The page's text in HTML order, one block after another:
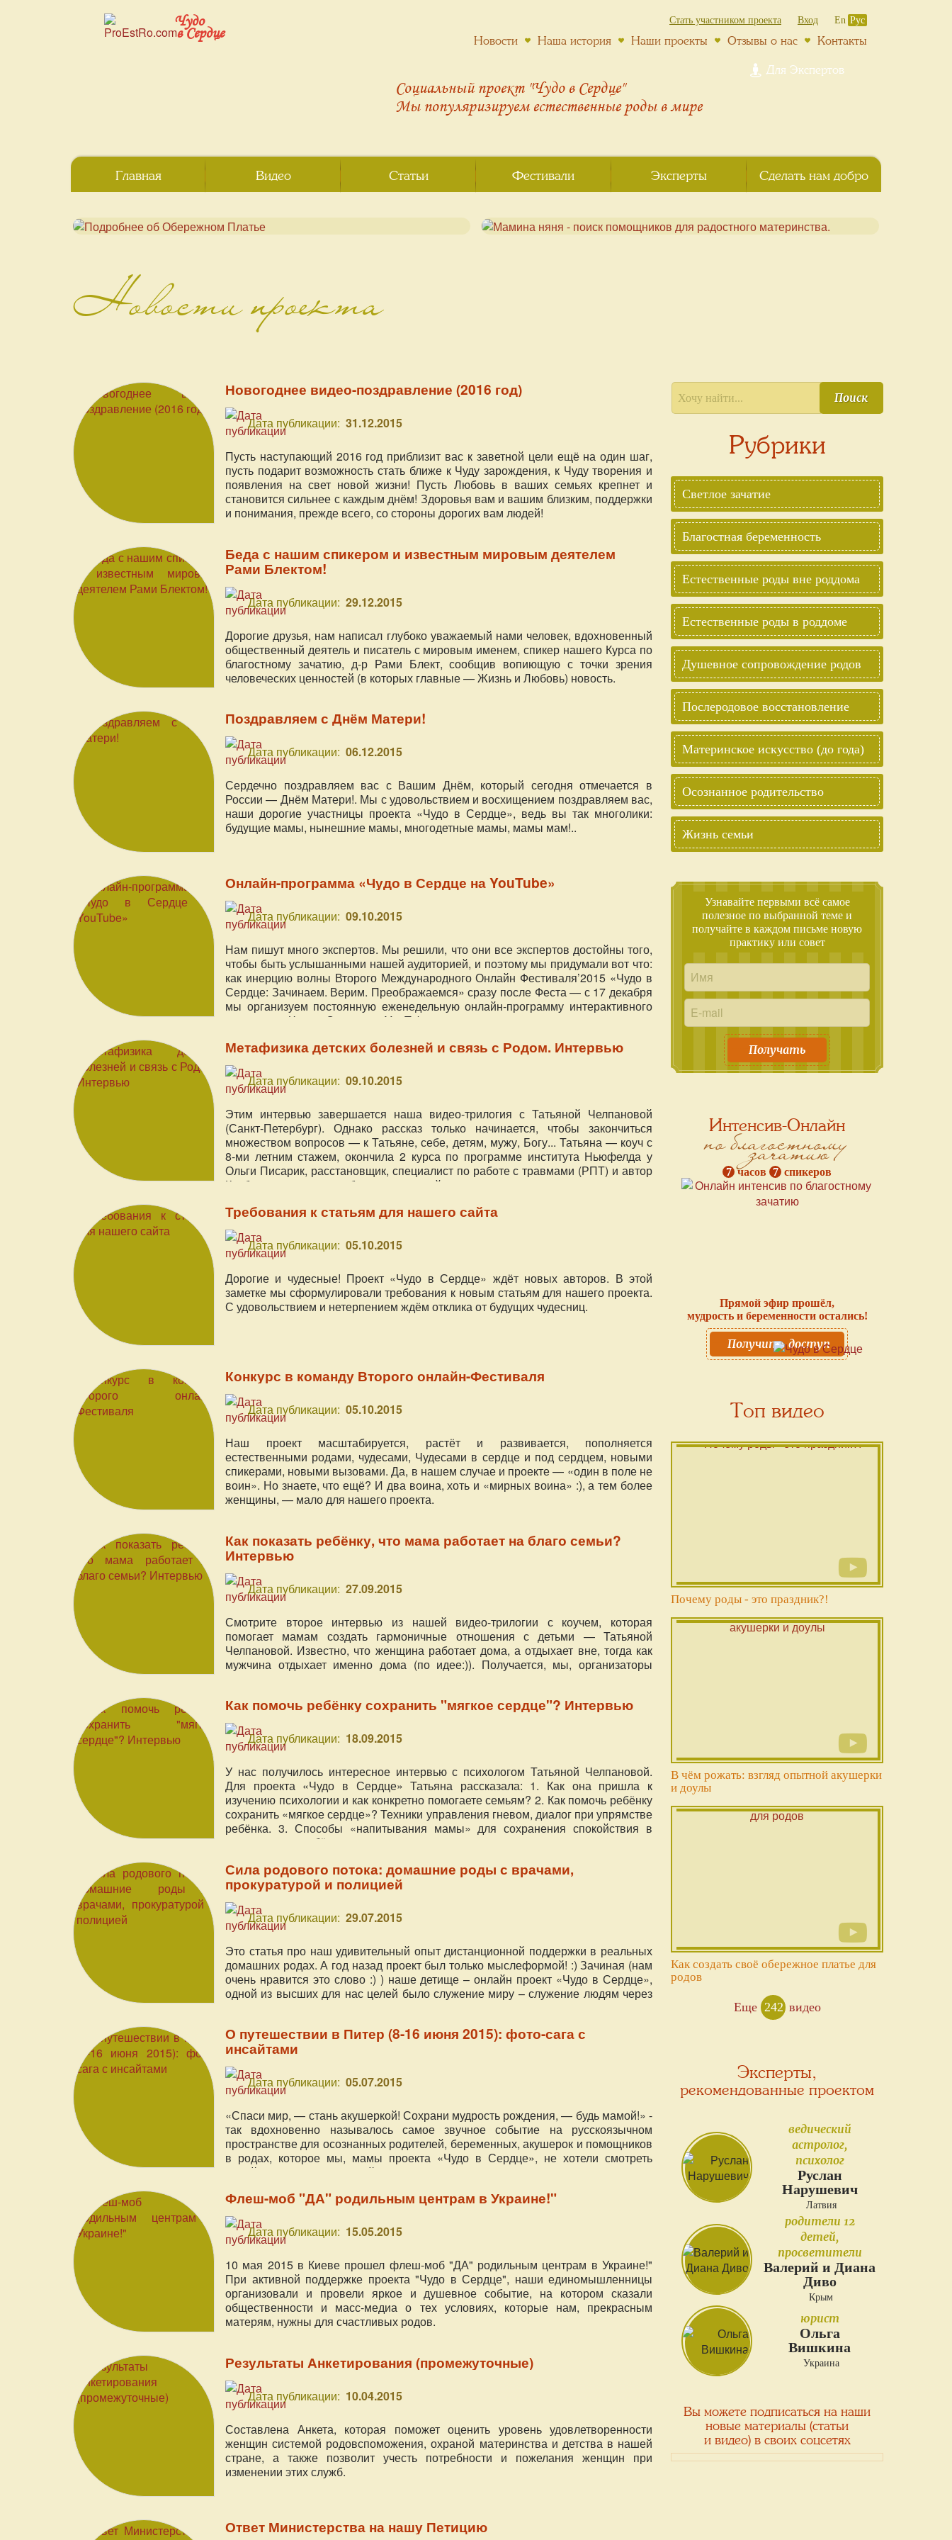
Чудо
в Сердце
Социальный проект "Чудо в Сердце"
Мы популяризируем естественные роды в мире
Новости проекта
Новогоднее видео-поздравление (2016 год)
Дата публикации: 31.12.2015
Пусть наступающий 2016 год приблизит вас к заветной цели ещё на один шаг,
пусть подарит возможность стать ближе к Чуду зарождения, к Чуду творения и
появления на свет новой жизни! Пусть Любовь в ваших семьях крепнет и
становится сильнее с каждым днём! Здоровья вам и вашим близким, поддержки
и понимания, прежде всего, со стороны дорогих вам людей!
Беда с нашим спикером и известным мировым деятелем
Рами Блектом!
Дата публикации: 29.12.2015
Дорогие друзья, нам написал глубоко уважаемый нами человек, вдохновенный
общественный деятель и писатель с мировым именем, спикер нашего Курса по
благостному зачатию, д-р Рами Блект, сообщив вопиющую с точки зрения
человеческих ценностей (в которых главные — Жизнь и Любовь) новость.
Поздравляем с Днём Матери!
Дата публикации: 06.12.2015
Сердечно поздравляем вас с Вашим Днём, который сегодня отмечается в
России — Днём Матери!. Мы с удовольствием и восхищением поздравляем вас,
наши дорогие участницы проекта «Чудо в Сердце», ведь вы так многолики:
будущие мамы, нынешние мамы, многодетные мамы, мамы мам!..
Онлайн-программа «Чудо в Сердце на YouTube»
Дата публикации: 09.10.2015
Нам пишут много экспертов. Мы решили, что они все экспертов достойны того,
чтобы быть услышанными нашей аудиторией, и поэтому мы придумали вот что:
как инерцию волны Второго Международного Онлайн Фестиваля’2015 «Чудо в
Сердце: Зачинаем. Верим. Преображаемся» сразу после Феста — с 17 декабря
мы организуем постоянную еженедельную онлайн-программу интерактивного
характера «Чудо в Сердце на YouTube».
Метафизика детских болезней и связь с Родом. Интервью
Дата публикации: 09.10.2015
Этим интервью завершается наша видео-трилогия с Татьяной Челпановой
(Санкт-Петербург). Однако рассказ только начинается, чтобы закончиться
множеством вопросов — к Татьяне, себе, детям, мужу, Богу... Татьяна — коуч с
8-ми летним стажем, окончила 2 курса по программе института Ньюфелда у
Ольги Писарик, расстановщик, специалист по работе с травмами (РПТ) и автор
Клуба осознанных и любящих родителей, кото
Требования к статьям для нашего сайта
Дата публикации: 05.10.2015
Дорогие и чудесные! Проект «Чудо в Сердце» ждёт новых авторов. В этой
заметке мы сформулировали требования к новым статьям для нашего проекта.
С удовольствием и нетерпением ждём отклика от будущих чудесниц.
Конкурс в команду Второго онлайн-Фестиваля
Дата публикации: 05.10.2015
Наш проект масштабируется, растёт и развивается, пополняется
естественными родами, чудесами, Чудесами в сердце и под сердцем, новыми
спикерами, новыми вызовами. Да, в нашем случае и проекте — «один в поле не
воин». Но знаете, что ещё? И два воина, хоть и «мирных воина» :), а тем более
женщины, — мало для нашего проекта.
Как показать ребёнку, что мама работает на благо семьи?
Интервью
Дата публикации: 27.09.2015
Смотрите второе интервью из нашей видео-трилогии с коучем, которая
помогает мамам создать гармоничные отношения с детьми — Татьяной
Челпановой. Известно, что женщина работает дома, а отдыхает вне, тогда как
мужчина отдыхает именно дома (по идее:)). Получается, мы, организаторы
Как помочь ребёнку сохранить "мягкое сердце"? Интервью
Дата публикации: 18.09.2015
У нас получилось интересное интервью с психологом Татьяной Челпановой.
Для проекта «Чудо в Сердце» Татьяна рассказала: 1. Как она пришла к
изучению психологии и как конкретно помогаете семьям? 2. Как помочь ребёнку
сохранить «мягкое сердце»? Техники управления гневом, диалог при упрямстве
ребёнка. 3. Способы «напитывания мамы» для сохранения спокойствия в
отношениях с ребёнком в семье.
Сила родового потока: домашние роды с врачами,
прокуратурой и полицией
Дата публикации: 29.07.2015
Это статья про наш удивительный опыт дистанционной поддержки в реальных
домашних родах. А год назад проект был только мыслеформой! :) Зачиная (нам
очень нравится это слово :) ) наше детище – онлайн проект «Чудо в Сердце»,
одной из высших для нас целей было служение миру – служение людям через
(и экспертам проекта) в их ситуации, и популяризации естественных родов в
мире.
О путешествии в Питер (8-16 июня 2015): фото-сага с
инсайтами
Дата публикации: 05.07.2015
«Спаси мир, — стань акушеркой! Сохрани мудрость рождения, — будь мамой!» -
так вдохновенно называлось самое звучное событие на русскоязычном
пространстве для осознанных родителей, беременных, акушерок и помощников
в родах, которое мы, мамы проекта «Чудо в Сердце», не хотели смотреть
онлайн (будучи сами онлайн-организаторами), и решили отправиться в Питер
Флеш-моб "ДА" родильным центрам в Украине!"
Дата публикации: 15.05.2015
10 мая 2015 в Киеве прошел флеш-моб "ДА" родильным центрам в Украине!"
При активной поддержке проекта "Чудо в Сердце", наши единомышленницы
организовали и провели яркое и душевное событие, на котором сказали
общественности и масс-медиа о тех условиях, которые нам, прекрасным
матерям, нужны для счастливых родов.
Результаты Анкетирования (промежуточные)
Дата публикации: 10.04.2015
Составлена Анкета, которая поможет оценить уровень удовлетворенности
женщин системой родовспоможения, охраной материнства и детства в нашей
стране, а также позволит учесть потребности и пожелания женщин при
изменении этих служб.
Ответ Министерства на нашу Петицию
Поиск
Рубрики
Светлое зачатие
Благостная беременность
Естественные роды вне роддома
Естественные роды в роддоме
Душевное сопровождение родов
Послеродовое восстановление
Материнское искусство (до года)
Осознанное родительство
Жизнь семьи
Узнавайте первыми всё самое
полезное по выбранной теме и
получайте в каждом письме новую
практику или совет
Получать
Интенсив-Онлайн
по благостному
зачатию
7 часов 7 спикеров
Прямой эфир прошёл,
мудрость и беременности остались!
Получить доступ
Топ видео
Почему роды - это праздник?!
В чём рожать: взгляд опытной акушерки
и доулы
Как создать своё обережное платье для
родов
Еще 242видео
Эксперты,
рекомендованные проектом
ведический
астролог,
психолог
Руслан
Нарушевич
Латвия
родители 12
детей,
просветители
Валерий и Диана
Диво
Крым
юрист
Ольга
Вишкина
Украина
Вы можете подписаться на наши
новые материалы (статьи
и видео) в своих соцсетях
Стать участником проекта Вход En Рус
Новости Наша история Наши проекты Отзывы о нас Контакты
Главная Видео Статьи Фестивали Эксперты Сделать нам добро
Для Экспертов